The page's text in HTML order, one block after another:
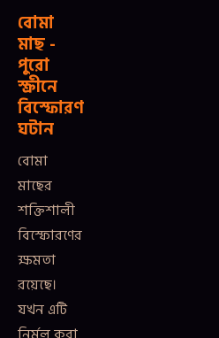
বোমা
মাছ -
পুরো
স্ক্রীনে
বিস্ফোরণ
ঘটান
বোমা
মাছের
শক্তিশালী
বিস্ফোরণের
ক্ষমতা
রয়েছে।
যখন এটি